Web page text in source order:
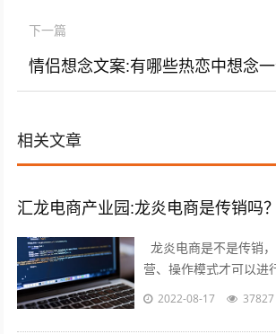
下一篇
相关文章
汇龙电商产业园:龙炎电商是传销吗？
龙炎电商是不是传销
营、操作模式才可以进
《禁止传销条例》第二
2022-08-17 37827